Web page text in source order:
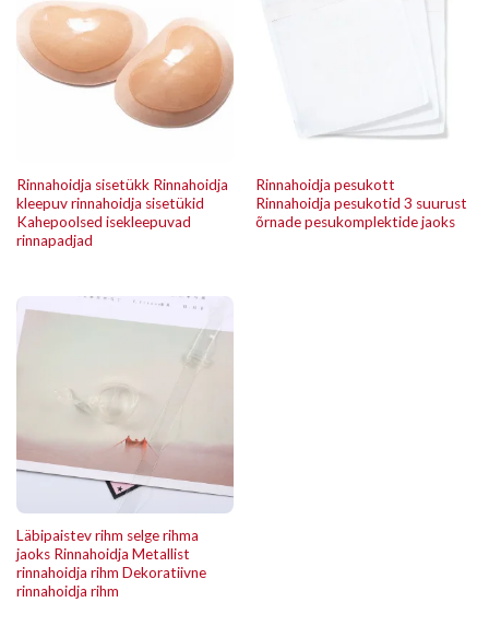
Rinnahoidja sisetükk Rinnahoidja
kleepuv rinnahoidja sisetükid
Kahepoolsed isekleepuvad
rinnapadjad
Rinnahoidja pesukott
Rinnahoidja pesukotid 3 suurust
õrnade pesukomplektide jaoks
Läbipaistev rihm selge rihma
jaoks Rinnahoidja Metallist
rinnahoidja rihm Dekoratiivne
rinnahoidja rihm